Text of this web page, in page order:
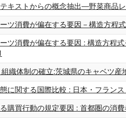
キストからの概念抽出―野菜商品
ツ消費が偏在する要因－構造方程
ツ消費が偏在する要因 : 構造方程
織体制の確立:茨城県のキャベツ
に関する国際比較 : 日本・フラン
購買行動の規定要因 : 首都圏の消